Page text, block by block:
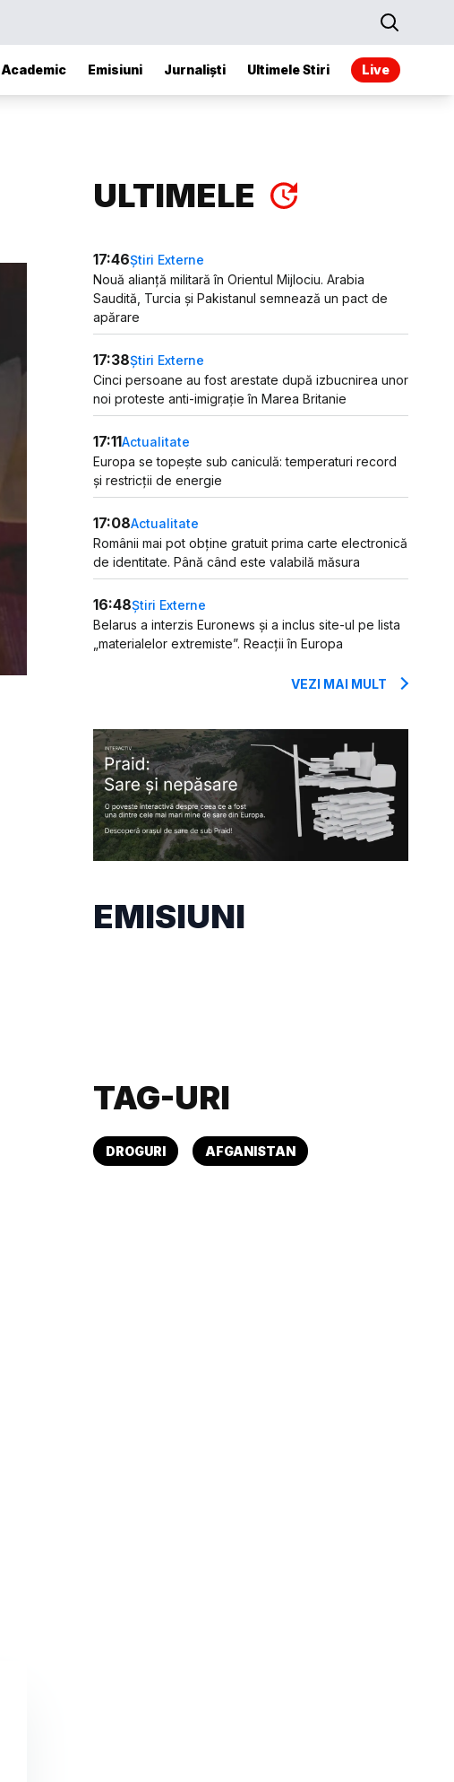
Academic Emisiuni Jurnaliști Ultimele Stiri Live
ULTIMELE
17:46Știri Externe
Nouă alianță militară în Orientul Mijlociu. Arabia
Saudită, Turcia și Pakistanul semnează un pact de
apărare
17:38Știri Externe
Cinci persoane au fost arestate după izbucnirea unor
noi proteste anti-imigrație în Marea Britanie
17:11Actualitate
Europa se topește sub caniculă: temperaturi record
și restricții de energie
17:08Actualitate
Românii mai pot obține gratuit prima carte electronică
de identitate. Până când este valabilă măsura
16:48Știri Externe
Belarus a interzis Euronews și a inclus site-ul pe lista
„materialelor extremiste”. Reacții în Europa
VEZI MAI MULT
EMISIUNI
TAG-URI
DROGURI AFGANISTAN